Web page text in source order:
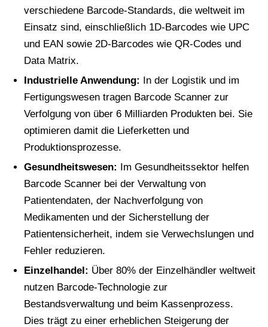
verschiedene Barcode-Standards, die weltweit im
Einsatz sind, einschließlich 1D-Barcodes wie UPC
und EAN sowie 2D-Barcodes wie QR-Codes und
Data Matrix.
Industrielle Anwendung: In der Logistik und im
Fertigungswesen tragen Barcode Scanner zur
Verfolgung von über 6 Milliarden Produkten bei. Sie
optimieren damit die Lieferketten und
Produktionsprozesse.
Gesundheitswesen: Im Gesundheitssektor helfen
Barcode Scanner bei der Verwaltung von
Patientendaten, der Nachverfolgung von
Medikamenten und der Sicherstellung der
Patientensicherheit, indem sie Verwechslungen und
Fehler reduzieren.
Einzelhandel: Über 80% der Einzelhändler weltweit
nutzen Barcode-Technologie zur
Bestandsverwaltung und beim Kassenprozess.
Dies trägt zu einer erheblichen Steigerung der